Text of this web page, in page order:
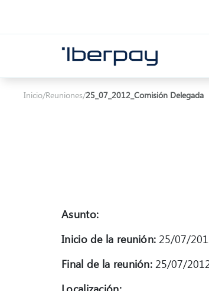
Iberpay
Inicio/Reuniones/25_07_2012_Comisión Delegada
Asunto:
Inicio de la reunión: 25/07/
Final de la reunión: 25/07/